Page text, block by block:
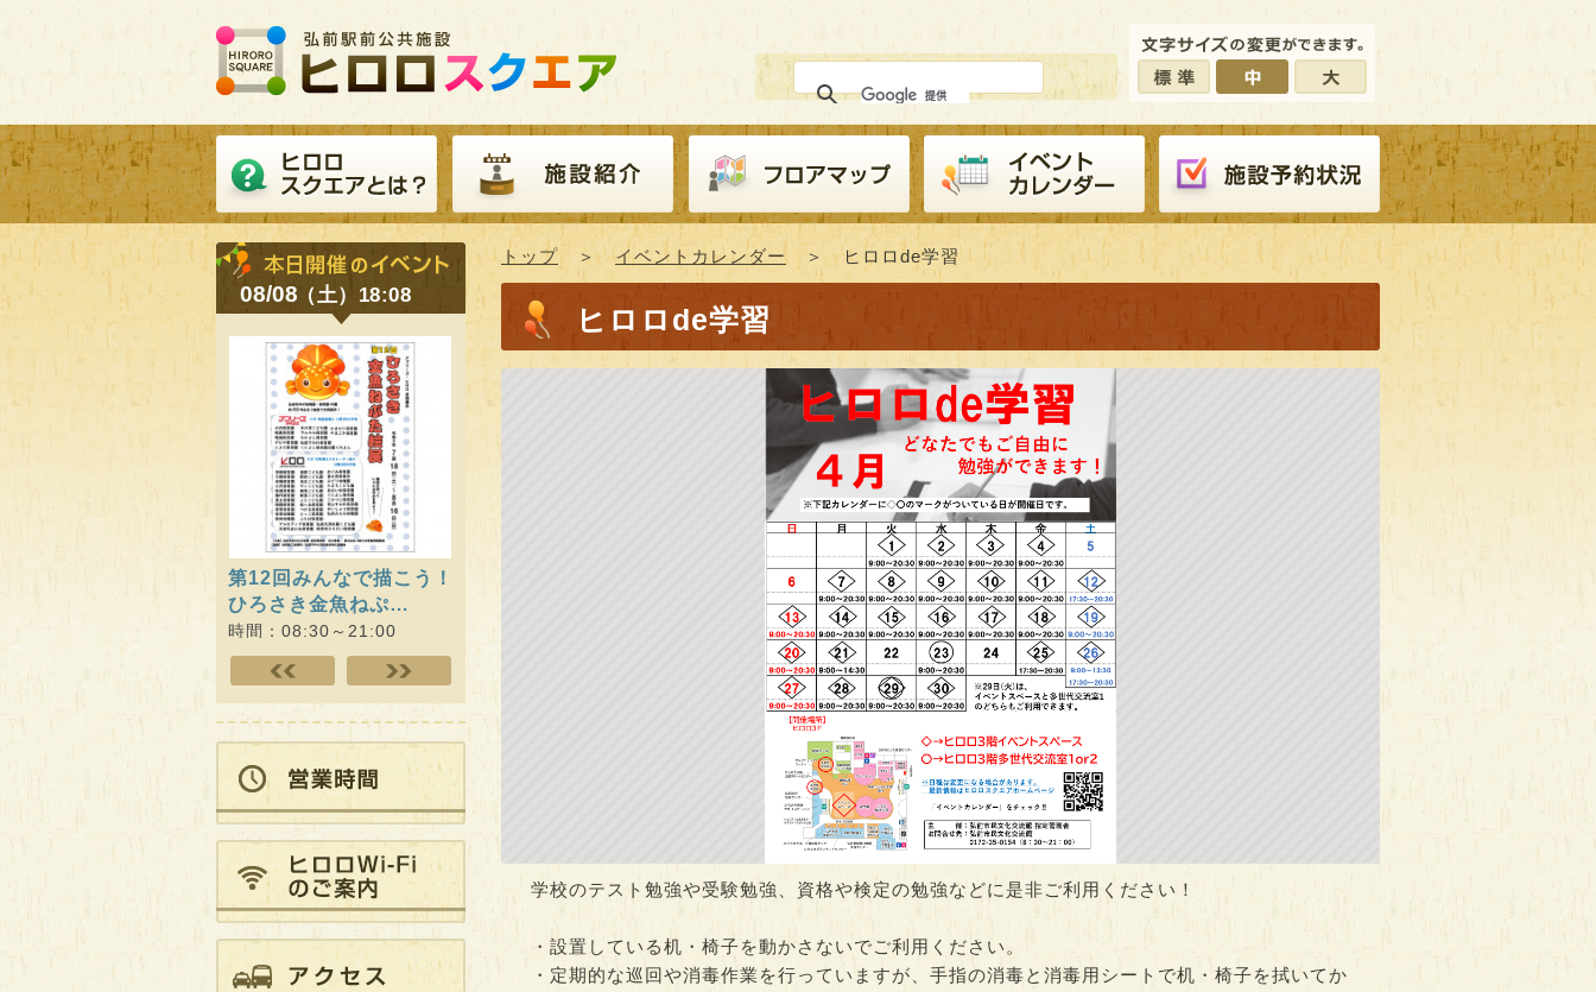
トップ＞ イベントカレンダー ＞ ヒロロde学習
ヒロロde学習
学校のテスト勉強や受験勉強、資格や検定の勉強などに是非ご利用ください！
・設置している机・椅子を動かさないでご利用ください。
・定期的な巡回や消毒作業を行っていますが、手指の消毒と消毒用シートで机・椅子を拭いてか
08/08（土）18:08
津軽のねぷた絵展
時間：08:30～21:00
ヒロロでQOL健診（随時
時間：10:00～15:00
第12回みんなで描こう！
ひろさき金魚ねぷ…
時間：08:30～21:00